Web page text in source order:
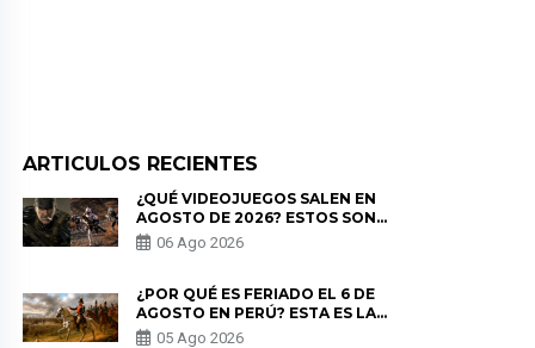
ARTICULOS RECIENTES
¿QUÉ VIDEOJUEGOS SALEN EN
AGOSTO DE 2026? ESTOS SON
LOS ESTRENOS MÁS ESPERADOS
06 Ago 2026
¿POR QUÉ ES FERIADO EL 6 DE
AGOSTO EN PERÚ? ESTA ES LA
HISTORIA
05 Ago 2026